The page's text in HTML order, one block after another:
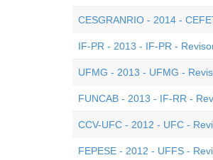
CESGRANRIO - 2014 -
IF-PR - 2013 - IF-PR -
UFMG - 2013 - UFMG -
FUNCAB - 2013 - IF-RR -
CCV-UFC - 2012 - UFC -
FEPESE - 2012 - UFFS -